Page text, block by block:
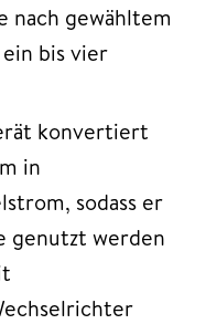
nach gewähltem
bis vier
konvertiert
in
sodass er
genutzt werden